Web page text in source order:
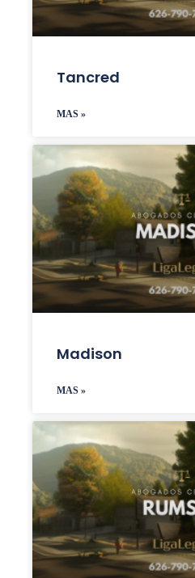
Tancred
MAS »
Madison
MAS »